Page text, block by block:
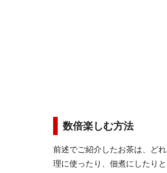
数倍楽しむ方法
前述でご紹介したお茶は、ど
理に使ったり、佃煮にしたり